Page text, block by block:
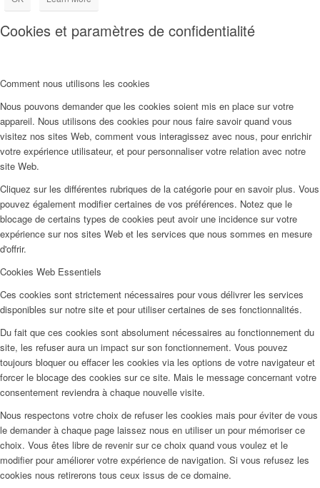
Cookies et paramètres de confidentialité
Comment nous utilisons les cookies
Nous pouvons demander que les cookies soient mis en place sur votre
appareil. Nous utilisons des cookies pour nous faire savoir quand vous
visitez nos sites Web, comment vous interagissez avec nous, pour enrichir
votre expérience utilisateur, et pour personnaliser votre relation avec notre
site Web.
Cliquez sur les différentes rubriques de la catégorie pour en savoir plus. Vous
pouvez également modifier certaines de vos préférences. Notez que le
blocage de certains types de cookies peut avoir une incidence sur votre
expérience sur nos sites Web et les services que nous sommes en mesure
d'offrir.
Cookies Web Essentiels
Ces cookies sont strictement nécessaires pour vous délivrer les services
disponibles sur notre site et pour utiliser certaines de ses fonctionnalités.
Du fait que ces cookies sont absolument nécessaires au fonctionnement du
site, les refuser aura un impact sur son fonctionnement. Vous pouvez
toujours bloquer ou effacer les cookies via les options de votre navigateur et
forcer le blocage des cookies sur ce site. Mais le message concernant votre
consentement reviendra à chaque nouvelle visite.
Nous respectons votre choix de refuser les cookies mais pour éviter de vous
le demander à chaque page laissez nous en utiliser un pour mémoriser ce
choix. Vous êtes libre de revenir sur ce choix quand vous voulez et le
modifier pour améliorer votre expérience de navigation. Si vous refusez les
cookies nous retirerons tous ceux issus de ce domaine.